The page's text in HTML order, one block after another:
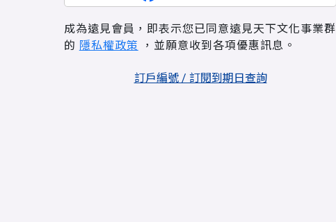
成為遠見會員，即表示您已同意遠見天下文化事業群
的 隱私權政策 ，並願意收到各項優惠訊息。
訂戶編號 / 訂閱到期日查詢